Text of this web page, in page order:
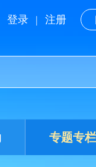
登录 | 注册
专题专栏